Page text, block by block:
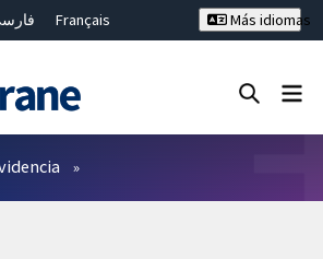
Français
繁體中文
Más idiomas